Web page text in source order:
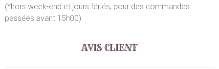
(*hors week-end et jours fériés, pour des commandes
passées avant 15h00)
AVIS CLIENT